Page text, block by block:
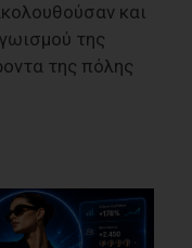
και
της
της πόλης